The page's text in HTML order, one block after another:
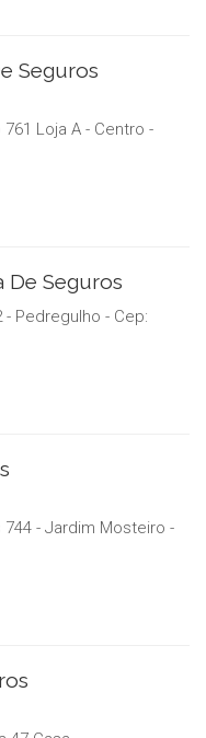
Seguros
Loja A - Centro -
De Seguros
- Pedregulho - Cep:
744 - Jardim Mosteiro -